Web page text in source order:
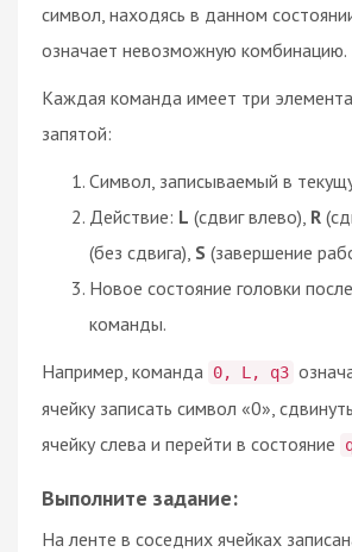
символ, находясь в данном
означает невозможную комбинацию.
Каждая команда имеет три
запятой:
Символ, записываемый в
Действие: L (сдвиг влево), R
(без сдвига), S (завершение
Новое состояние головки
команды.
Например, команда
0, L, q3
ячейку записать символ «0»,
ячейку слева и перейти в состояние
Выполните задание:
На ленте в соседних ячейках